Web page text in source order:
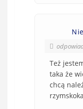
Też
taka że
chcą